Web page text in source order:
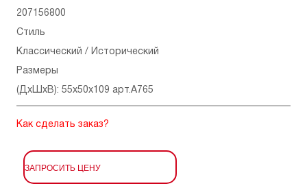
207156800
Стиль
Классический / Исторический
Размеры
(ДхШхВ): 55x50x109 арт.A765
Как сделать заказ?
ЗАПРОСИТЬ ЦЕНУ